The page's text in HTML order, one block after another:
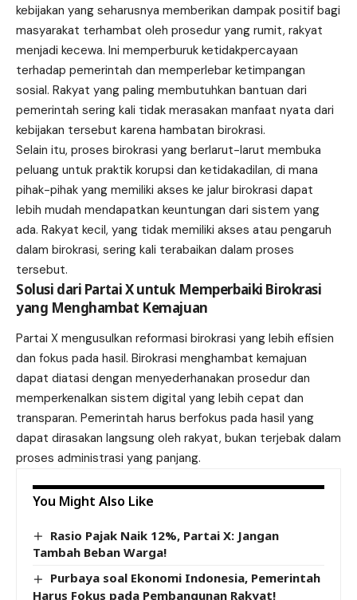
kebijakan yang seharusnya memberikan dampak positif bagi
masyarakat terhambat oleh prosedur yang rumit, rakyat
menjadi kecewa. Ini memperburuk ketidakpercayaan
terhadap pemerintah dan memperlebar ketimpangan
sosial. Rakyat yang paling membutuhkan bantuan dari
pemerintah sering kali tidak merasakan manfaat nyata dari
kebijakan tersebut karena hambatan birokrasi.
Selain itu, proses birokrasi yang berlarut-larut membuka
peluang untuk praktik korupsi dan ketidakadilan, di mana
pihak-pihak yang memiliki akses ke jalur birokrasi dapat
lebih mudah mendapatkan keuntungan dari sistem yang
ada. Rakyat kecil, yang tidak memiliki akses atau pengaruh
dalam birokrasi, sering kali terabaikan dalam proses
tersebut.
Solusi dari Partai X untuk Memperbaiki Birokrasi
yang Menghambat Kemajuan
Partai X mengusulkan reformasi birokrasi yang lebih efisien
dan fokus pada hasil. Birokrasi menghambat kemajuan
dapat diatasi dengan menyederhanakan prosedur dan
memperkenalkan sistem digital yang lebih cepat dan
transparan. Pemerintah harus berfokus pada hasil yang
dapat dirasakan langsung oleh rakyat, bukan terjebak dalam
proses administrasi yang panjang.
You Might Also Like
Rasio Pajak Naik 12%, Partai X: Jangan
Tambah Beban Warga!
Purbaya soal Ekonomi Indonesia, Pemerintah
Harus Fokus pada Pembangunan Rakyat!